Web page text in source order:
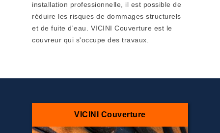
installation professionnelle, il est possible de
réduire les risques de dommages structurels
et de fuite d'eau. VICINI Couverture est le
couvreur qui s'occupe des travaux.
VICINI Couverture